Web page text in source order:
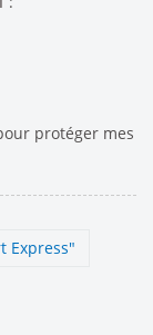
protéger mes
Express"